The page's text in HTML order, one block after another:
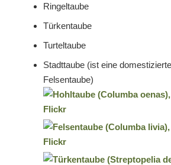
Ringeltaube
Türkentaube
Turteltaube
Stadttaube (ist eine
Felsentaube)